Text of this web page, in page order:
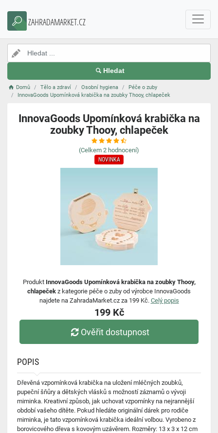
ZAHRADAMARKET.CZ
Hledat
Domů Tělo a zdraví Osobní hygiena
Péče o zuby
InnovaGoods Upomínková krabička na zoubky Thooy, chlapeček
InnovaGoods Upomínková krabička na
zoubky Thooy, chlapeček
(Celkem 2 hodnocení)
NOVINKA
Produkt InnovaGoods Upomínková krabička na zoubky Thooy,
chlapeček z kategorie péče o zuby od výrobce InnovaGoods
najdete na ZahradaMarket.cz za 199 Kč. Celý popis
199 Kč
Ověřit dostupnost
POPIS
Dřevěná vzpomínková krabička na uložení mléčných zoubků,
pupeční šňůry a dětských vlásků s možností záznamů o vývoji
miminka. Kreativní způsob, jak uchovat vzpomínky na nejrannější
období vašeho dítěte. Pokud hledáte originální dárek pro rodiče
miminka, je tato vzpomínková krabička ideální volbou. Vyrobeno z
borovicového dřeva s kovovým uzávěrem. Rozměry: 13 x 3 x 12 cm